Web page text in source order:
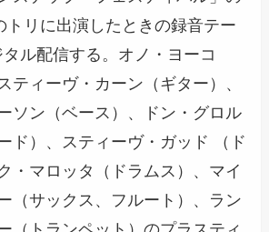
トリに出演したときの録音テー
ル配信する。オノ・ヨーコ
ティーヴ・カーン（ギター）、
ソン（ベース）、ドン・グロル
ド）、スティーヴ・ガッド （ド
・マロッタ（ドラムス）、マイ
（サックス、フルート）、ラン